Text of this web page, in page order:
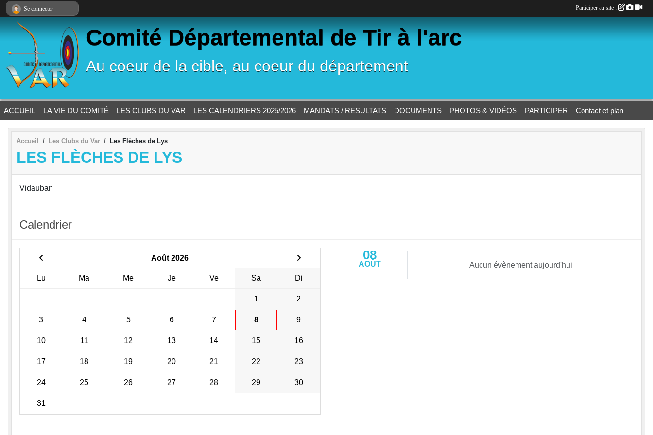
Comité Départemental de Tir à l'arc
Au coeur de la cible, au coeur du département
ACCUEIL LA VIE DU COMITÉ LES CLUBS DU VAR LES CALENDRIERS 2025/2026 MANDATS / RESULTATS DOCUMENTS PHOTOS & VIDÉOS PARTICIPER Contact et plan
Accueil Les Clubs du Var Les Flèches de Lys
LES FLÈCHES DE LYS
Vidauban
Calendrier
Août 2026
Lu Ma Me Je Ve Sa Di
1 2
3 4 5 6 7 8 9
10 11 12 13 14 15 16
17 18 19 20 21 22 23
24 25 26 27 28 29 30
31
08
AOÛT Aucun évènement aujourd'hui
Se connecter Participer au site :
Panneau de gestion des cookies